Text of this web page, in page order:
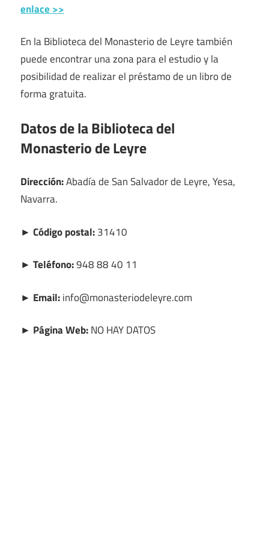
enlace >>
En la Biblioteca del Monasterio de Leyre también
puede encontrar una zona para el estudio y la
posibilidad de realizar el préstamo de un libro de
forma gratuita.
Datos de la Biblioteca del
Monasterio de Leyre
Dirección:Abadía de San Salvador de Leyre, Yesa,
Navarra.
► Código postal:31410
► Teléfono:948 88 40 11
► Email:info@monasteriodeleyre.com
► Página Web:NO HAY DATOS